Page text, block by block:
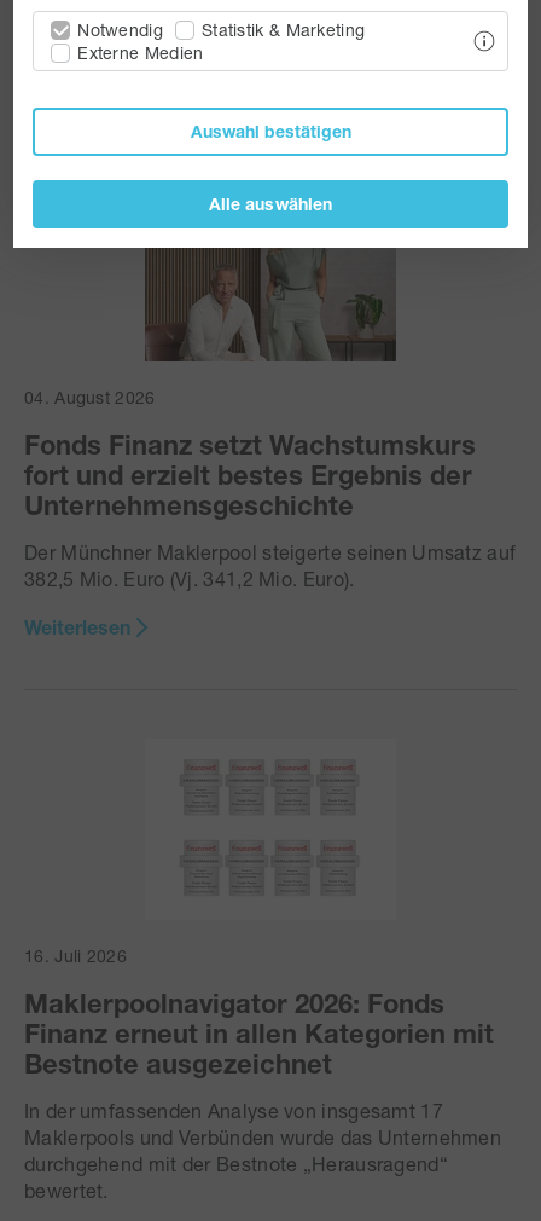
Pressemitteilungen
04. August 2026
Fonds Finanz setzt Wachstumskurs
fort und erzielt bestes Ergebnis der
Unternehmensgeschichte
Der Münchner Maklerpool steigerte seinen Umsatz auf
382,5 Mio. Euro (Vj. 341,2 Mio. Euro).
Weiterlesen
16. Juli 2026
Maklerpoolnavigator 2026: Fonds
Finanz erneut in allen Kategorien mit
Bestnote ausgezeichnet
In der umfassenden Analyse von insgesamt 17
Maklerpools und Verbünden wurde das Unternehmen
durchgehend mit der Bestnote „Herausragend“
bewertet.
Notwendig
Statistik & Marketing
Externe Medien
Auswahl bestätigen
Alle auswählen